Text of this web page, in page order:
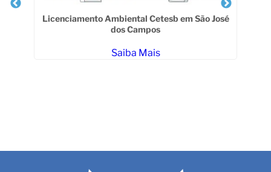
Licenciamento Ambiental Cetesb em São José
dos Campos
Saiba Mais